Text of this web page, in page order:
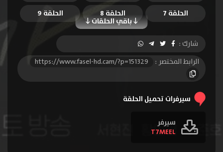
باقي الحلقات
الحلقة 7 الحلقة 8
الحلقة 9
الحلقة 10
الحلقة 11
الحلقة 14
شارك :
الرابط المختصر :
https://www.fasel-hd.cam/?p=151329
سيرفرات تحميل الحلقة
سيرفر
T7MEEL